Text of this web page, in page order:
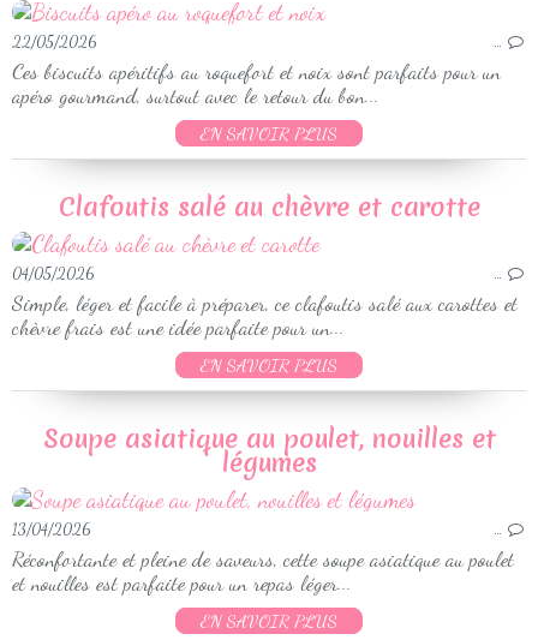
22/05/2026 …
Ces biscuits apéritifs au roquefort et noix sont parfaits pour un
apéro gourmand, surtout avec le retour du bon...
EN SAVOIR PLUS
Clafoutis salé au chèvre et carotte
04/05/2026 …
Simple, léger et facile à préparer, ce clafoutis salé aux carottes et
chèvre frais est une idée parfaite pour un...
EN SAVOIR PLUS
Soupe asiatique au poulet, nouilles et
légumes
13/04/2026 …
Réconfortante et pleine de saveurs, cette soupe asiatique au poulet
et nouilles est parfaite pour un repas léger...
EN SAVOIR PLUS